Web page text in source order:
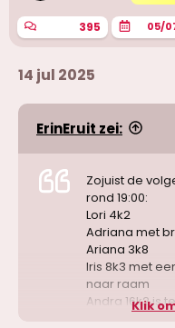
395 05/
14 jul 2025
ErinEruit zei:
Zojuist de
rond 19:00:
Lori 4k2
Adriana met
Ariana 3k8
Iris 8k3 met
naar raam
Andra 16k2 is
Alina met
Klik